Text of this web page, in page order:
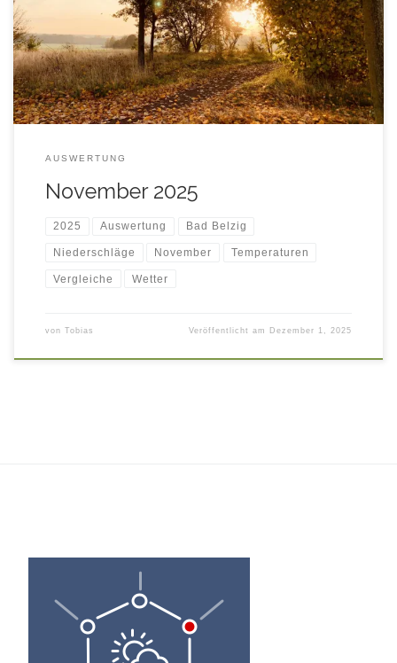
Vergleichsdaten aus den November-Monaten der letzten
Jahre ab 2016 in tabellarischer und graphischer Form.
AUSWERTUNG
November 2025
2025 Auswertung Bad Belzig
Niederschläge November Temperaturen
Vergleiche Wetter
von Tobias Veröffentlicht am Dezember 1, 2025